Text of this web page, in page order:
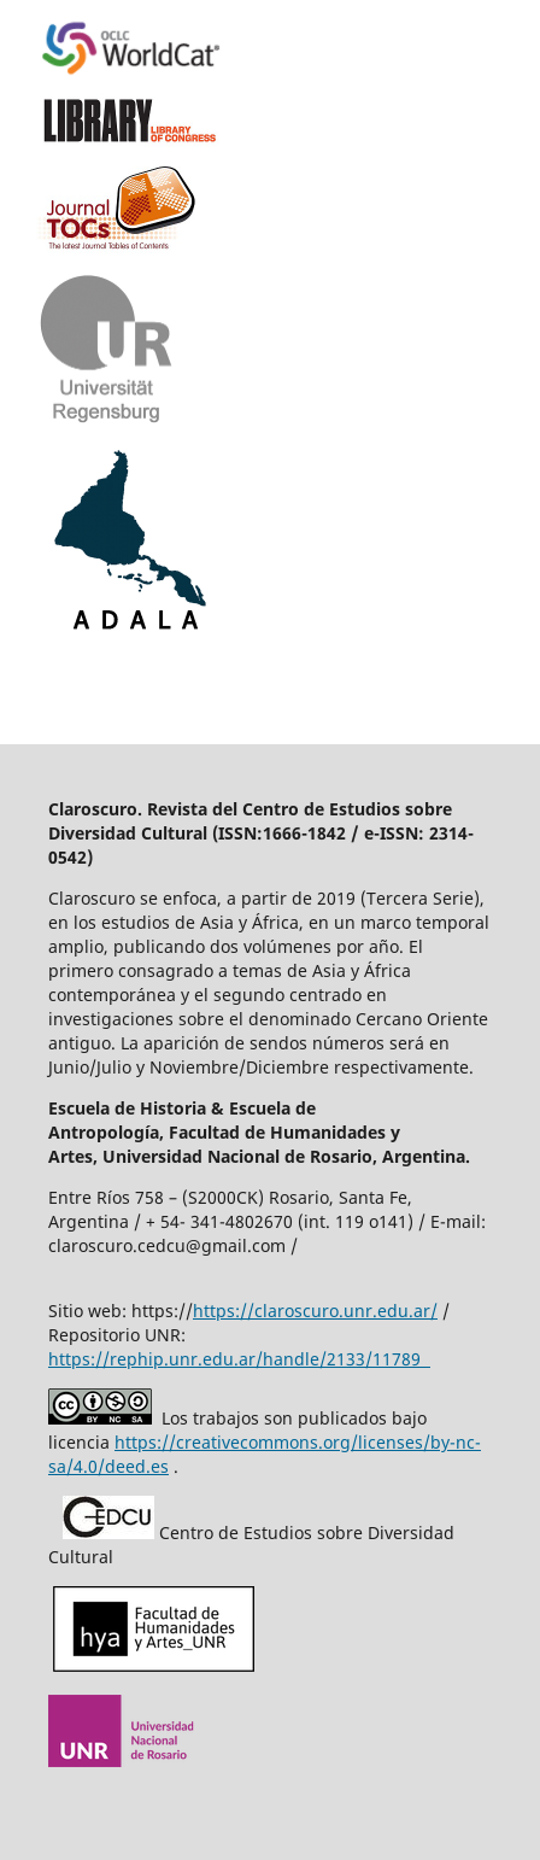
Claroscuro. Revista del Centro de Estudios sobre
Diversidad Cultural (ISSN:1666-1842 / e-ISSN: 2314-
0542)
Claroscuro se enfoca, a partir de 2019 (Tercera Serie),
en los estudios de Asia y África, en un marco temporal
amplio, publicando dos volúmenes por año. El
primero consagrado a temas de Asia y África
contemporánea y el segundo centrado en
investigaciones sobre el denominado Cercano Oriente
antiguo. La aparición de sendos números será en
Junio/Julio y Noviembre/Diciembre respectivamente.
Escuela de Historia & Escuela de
Antropología, Facultad de Humanidades y
Artes, Universidad Nacional de Rosario, Argentina.
Entre Ríos 758 – (S2000CK) Rosario, Santa Fe,
Argentina / + 54- 341-4802670 (int. 119 o141) / E-mail:
claroscuro.cedcu@gmail.com /
Sitio web: https://https://claroscuro.unr.edu.ar//
Repositorio UNR:
https://rephip.unr.edu.ar/handle/2133/11789
Los trabajos son publicados bajo
licencia https://creativecommons.org/licenses/by-nc-
sa/4.0/deed.es .
Centro de Estudios sobre Diversidad
Cultural